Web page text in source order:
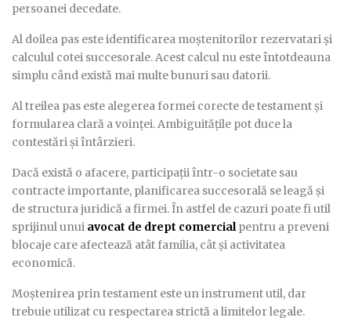
persoanei decedate.
Al doilea pas este identificarea moștenitorilor rezervatari și
calculul cotei succesorale. Acest calcul nu este întotdeauna
simplu când există mai multe bunuri sau datorii.
Al treilea pas este alegerea formei corecte de testament și
formularea clară a voinței. Ambiguitățile pot duce la
contestări și întârzieri.
Dacă există o afacere, participații într-o societate sau
contracte importante, planificarea succesorală se leagă și
de structura juridică a firmei. În astfel de cazuri poate fi util
sprijinul unui avocat de drept comercialpentru a preveni
blocaje care afectează atât familia, cât și activitatea
economică.
Moștenirea prin testament este un instrument util, dar
trebuie utilizat cu respectarea strictă a limitelor legale.